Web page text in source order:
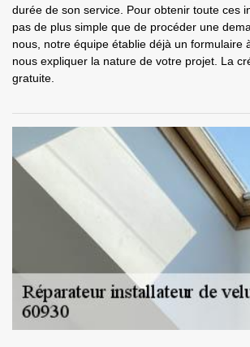
durée de son service. Pour obtenir toute ces
pas de plus simple que de procéder une
nous, notre équipe établie déjà un formulaire
nous expliquer la nature de votre projet. La
gratuite.